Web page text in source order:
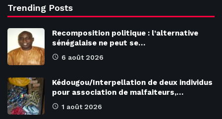
Trending Posts
Recomposition politique : l’alternative
sénégalaise ne peut se…
6 août 2026
Kédougou/Interpellation de deux individus
pour association de malfaiteurs,…
1 août 2026